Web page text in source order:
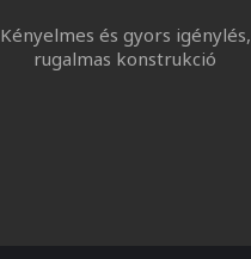
Kényelmes és gyors igénylés,
rugalmas konstrukció